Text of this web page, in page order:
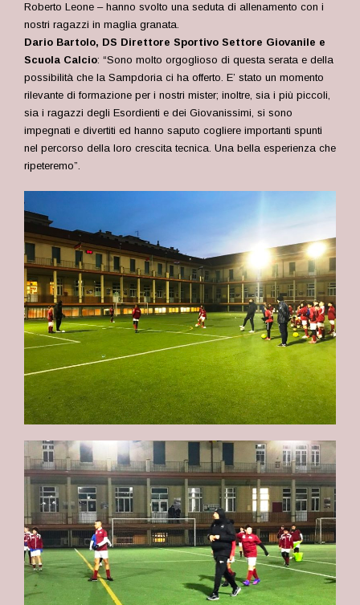
Roberto Leone – hanno svolto una seduta di allenamento con i
nostri ragazzi in maglia granata.
Dario Bartolo, DS Direttore Sportivo Settore Giovanile e
Scuola Calcio: “Sono molto orgoglioso di questa serata e della
possibilità che la Sampdoria ci ha offerto. E’ stato un momento
rilevante di formazione per i nostri mister; inoltre, sia i più piccoli,
sia i ragazzi degli Esordienti e dei Giovanissimi, si sono
impegnati e divertiti ed hanno saputo cogliere importanti spunti
nel percorso della loro crescita tecnica. Una bella esperienza che
ripeteremo”.